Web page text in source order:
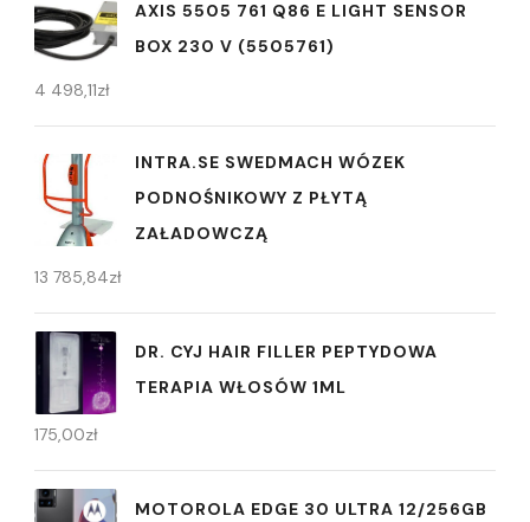
AXIS 5505 761 Q86 E LIGHT SENSOR
BOX 230 V (5505761)
4 498,11zł
INTRA.SE SWEDMACH WÓZEK
PODNOŚNIKOWY Z PŁYTĄ
ZAŁADOWCZĄ
13 785,84zł
DR. CYJ HAIR FILLER PEPTYDOWA
TERAPIA WŁOSÓW 1ML
175,00zł
MOTOROLA EDGE 30 ULTRA 12/256GB